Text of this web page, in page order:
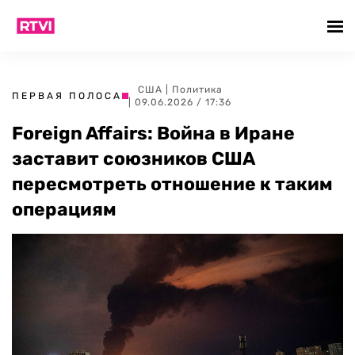
ПЕРВАЯ ПОЛОСА
США
Политика
| 09.06.2026 / 17:36
Foreign Affairs: Война в Иране
заставит союзников США
пересмотреть отношение к таким
операциям